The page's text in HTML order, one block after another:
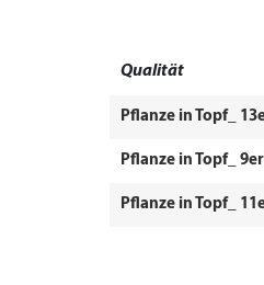
Qualität
Pflanze in Topf_
Pflanze in Topf_
Pflanze in Topf_